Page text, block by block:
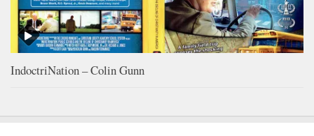
IndoctriNation – Colin Gunn